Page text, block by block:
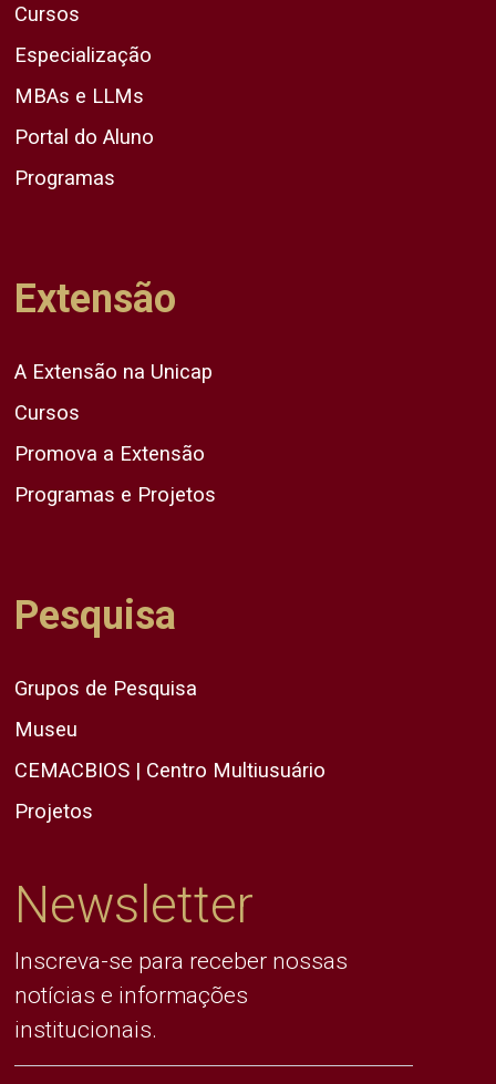
Cursos
Especialização
MBAs e LLMs
Portal do Aluno
Programas
Extensão
A Extensão na Unicap
Cursos
Promova a Extensão
Programas e Projetos
Pesquisa
Grupos de Pesquisa
Museu
CEMACBIOS | Centro Multiusuário
Projetos
Newsletter
Inscreva-se para receber nossas
notícias e informações
institucionais.